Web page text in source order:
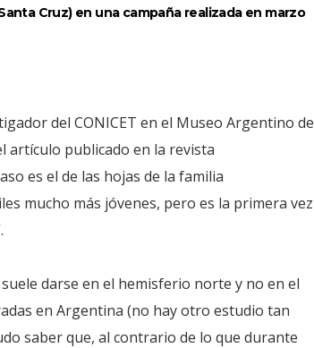
Cruz) en una campaña realizada en marzo
del CONICET en el Museo Argentino de
artículo publicado en la revista
es el de las hojas de la familia
mucho más jóvenes, pero es la primera vez
darse en el hemisferio norte y no en el
en Argentina (no hay otro estudio tan
saber que, al contrario de lo que durante